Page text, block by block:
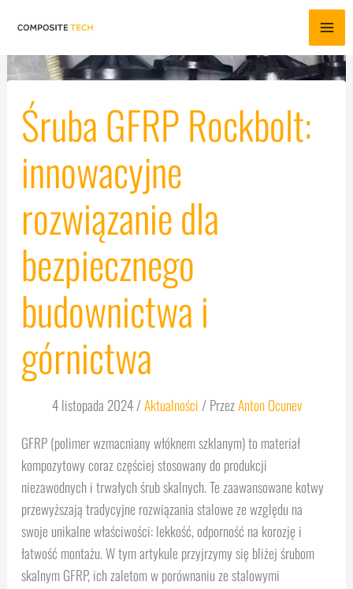
Przejdź
do
treści
Śruba GFRP Rockbolt:
innowacyjne
rozwiązanie dla
bezpiecznego
budownictwa i
górnictwa
4 listopada 2024/Aktualności / PrzezAnton Ocunev
GFRP (polimer wzmacniany włóknem szklanym) to materiał
kompozytowy coraz częściej stosowany do produkcji
niezawodnych i trwałych śrub skalnych. Te zaawansowane kotwy
przewyższają tradycyjne rozwiązania stalowe ze względu na
swoje unikalne właściwości: lekkość, odporność na korozję i
łatwość montażu. W tym artykule przyjrzymy się bliżej śrubom
skalnym GFRP, ich zaletom w porównaniu ze stalowymi